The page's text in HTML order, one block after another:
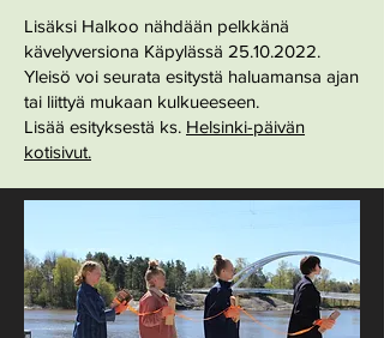
Lisäksi Halkoo nähdään pelkkänä
kävelyversiona Käpylässä 25.10.2022.
Yleisö voi seurata esitystä haluamansa ajan
tai liittyä mukaan kulkueeseen.
Lisää esityksestä ks. Helsinki-päivän
kotisivut.